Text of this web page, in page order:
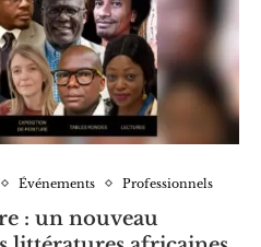
Événements Professionnels
: un nouveau